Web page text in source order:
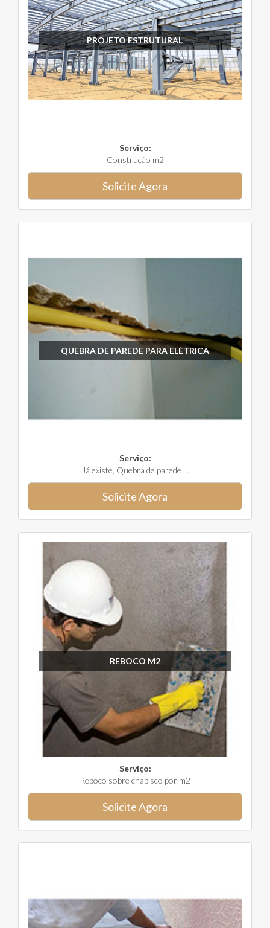
PROJETO ESTRUTURAL
Serviço:
Construção m2
Solicite Agora
QUEBRA DE PAREDE PARA ELÉTRICA
Serviço:
Já existe, Quebra de parede ...
Solicite Agora
REBOCO M2
Serviço:
Reboco sobre chapisco por m2
Solicite Agora